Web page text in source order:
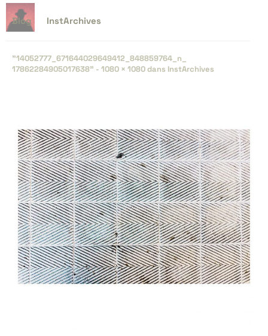
Blog InstArchives
"14052777_​671644029649412_​848859764_​n_​
17862284905017638" - 1080 × 1080dans InstArchives